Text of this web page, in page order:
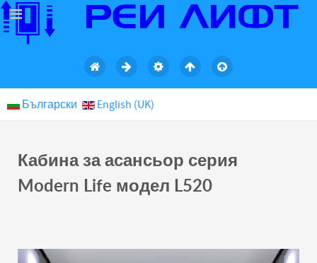
Български English (UK)
Кабина за асансьор серия
Modern Life модел L520